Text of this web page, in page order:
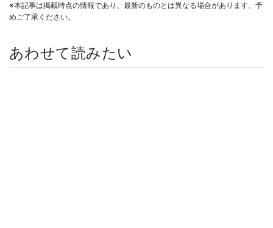
※本記事は掲載時点の情報であり、最新のものとは異なる場合があります。予
めご了承ください。
あわせて読みたい